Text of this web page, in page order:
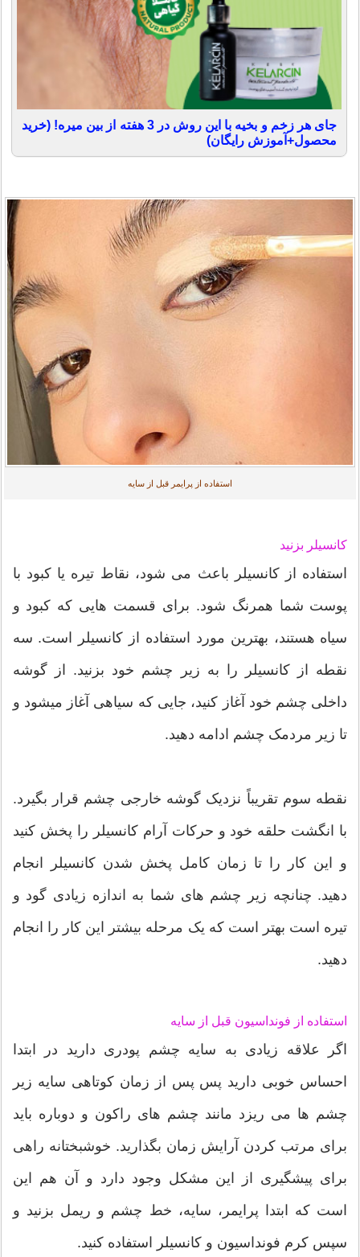
جای هر زخم و بخیه با این روش در 3 هفته از بین میره! (خرید
محصول+آموزش رایگان)
استفاده از پرایمر قبل از سایه
کانسیلر بزنید
استفاده از کانسیلر باعث می شود، نقاط تیره یا کبود با
پوست شما همرنگ شود. برای قسمت هایی که کبود و
سیاه هستند، بهترین مورد استفاده از کانسیلر است. سه
نقطه از کانسیلر را به زیر چشم خود بزنید. از گوشه
داخلی چشم خود آغاز کنید، جایی که سیاهی آغاز میشود و
تا زیر مردمک چشم ادامه دهید.
نقطه سوم تقریباً نزدیک گوشه خارجی چشم قرار بگیرد.
با انگشت حلقه خود و حرکات آرام کانسیلر را پخش کنید
و این کار را تا زمان کامل پخش شدن کانسیلر انجام
دهید. چنانچه زیر چشم های شما به اندازه زیادی گود و
تیره است بهتر است که یک مرحله بیشتر این کار را انجام
دهید.
استفاده از فونداسیون قبل از سایه
اگر علاقه زیادی به سایه چشم پودری دارید در ابتدا
احساس خوبی دارید پس پس از زمان کوتاهی سایه زیر
چشم ها می ریزد مانند چشم های راکون و دوباره باید
برای مرتب کردن آرایش زمان بگذارید. خوشبختانه راهی
برای پیشگیری از این مشکل وجود دارد و آن هم این
است که ابتدا پرایمر، سایه، خط چشم و ریمل بزنید و
سپس کرم فونداسیون و کانسیلر استفاده کنید.